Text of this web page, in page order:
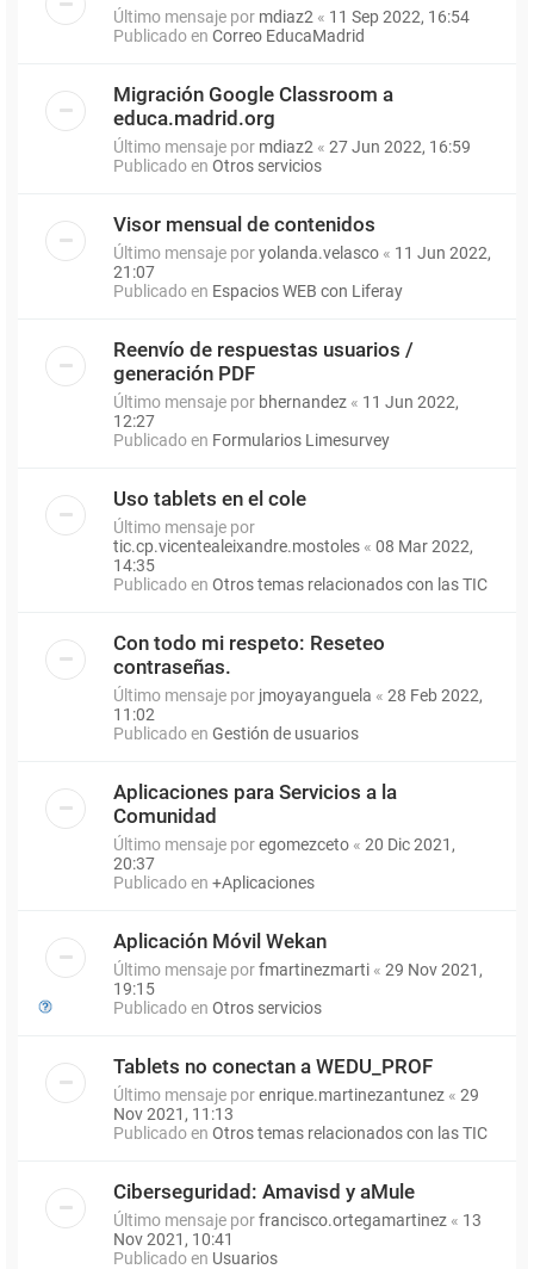
Último mensaje por mdiaz2 « 11 Sep 2022, 16:54
Publicado en Correo EducaMadrid
Migración Google Classroom a
educa.madrid.org
Último mensaje por mdiaz2 « 27 Jun 2022, 16:59
Publicado en Otros servicios
Visor mensual de contenidos
Último mensaje poryolanda.velasco « 11 Jun 2022,
21:07
Publicado en Espacios WEB con Liferay
Reenvío de respuestas usuarios /
generación PDF
Último mensaje por bhernandez « 11 Jun 2022,
12:27
Publicado en Formularios Limesurvey
Uso tablets en el cole
Último mensaje por
tic.cp.vicentealeixandre.mostoles « 08 Mar 2022,
14:35
Publicado en Otros temas relacionados con las TIC
Con todo mi respeto: Reseteo
contraseñas.
Último mensaje por jmoyayanguela « 28 Feb 2022,
11:02
Publicado en Gestión de usuarios
Aplicaciones para Servicios a la
Comunidad
Último mensaje poregomezceto « 20 Dic 2021,
20:37
Publicado en +Aplicaciones
Aplicación Móvil Wekan
Último mensaje porfmartinezmarti « 29 Nov 2021,
19:15
Publicado en Otros servicios
Tablets no conectan a WEDU_PROF
Último mensaje porenrique.martinezantunez « 29
Nov 2021, 11:13
Publicado en Otros temas relacionados con las TIC
Ciberseguridad: Amavisd y aMule
Último mensaje porfrancisco.ortegamartinez « 13
Nov 2021, 10:41
Publicado en Usuarios